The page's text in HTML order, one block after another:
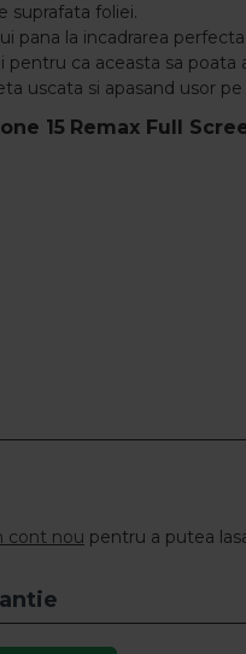
suprafata foliei.
pana la incadrarea perfecta.
pentru ca aceasta sa poata
uscata si apasand usor
15 Remax Full
cont nou pentru a putea